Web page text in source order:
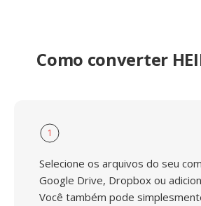
Como converter
1
Selecione os arquivos do seu
Google Drive, Dropbox ou
Você também pode